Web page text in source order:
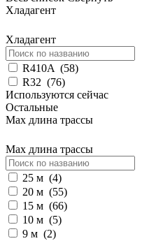
Хладагент
Хладагент
R410A (58)
R32 (76)
Используются сейчас
Остальные
Max длина трассы
Max длина трассы
25 м (4)
20 м (55)
15 м (66)
10 м (5)
9 м (2)